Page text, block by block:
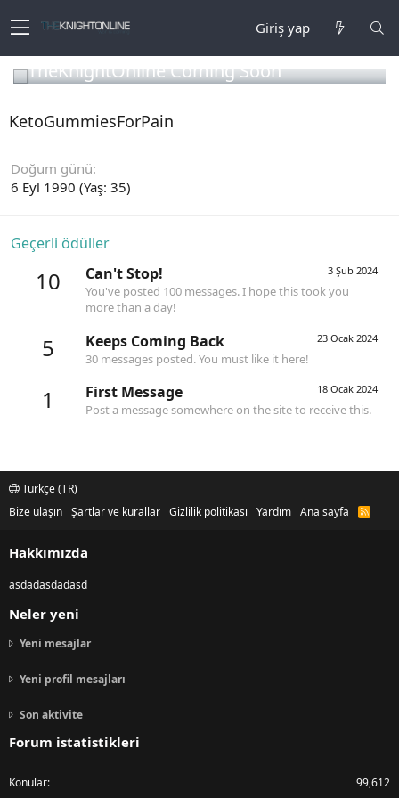
Giriş yap
TheKnightOnline Coming Soon
KetoGummiesForPain
Doğum günü
6 Eyl 1990 (Yaş: 35)
Geçerli ödüller
10 3 Şub 2024
Can't Stop!
You've posted 100 messages. I hope this took you
more than a day!
5 23 Ocak 2024
Keeps Coming Back
30 messages posted. You must like it here!
1 18 Ocak 2024
First Message
Post a message somewhere on the site to receive this.
Türkçe (TR)
Bize ulaşın Şartlar ve kurallar Gizlilik politikası Yardım Ana sayfa
R
Hakkımızda
asdadasdadasd
Neler yeni
Yeni mesajlar
Yeni profil mesajları
Son aktivite
Forum istatistikleri
Konular 99,612